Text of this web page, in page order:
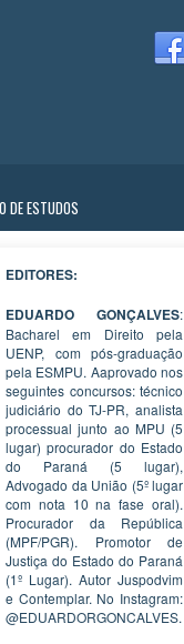
DE ESTUDOS
EDITORES:
EDUARDO GONÇALVES:
Bacharel em Direito pela
UENP, com pós-graduação
pela ESMPU. Aaprovado nos
seguintes concursos: técnico
judiciário do TJ-PR, analista
processual junto ao MPU (5
lugar) procurador do Estado
do Paraná (5 lugar),
Advogado da União (5º lugar
com nota 10 na fase oral).
Procurador da República
(MPF/PGR). Promotor de
Justiça do Estado do Paraná
(1º Lugar). Autor Juspodvim
e Contemplar. No Instagram:
@EDUARDORGONCALVES.